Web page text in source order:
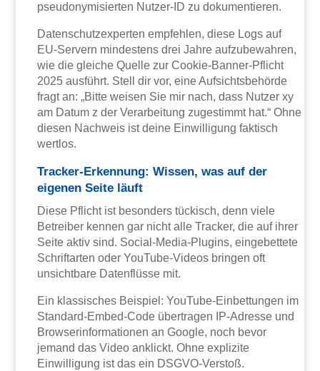
pseudonymisierten Nutzer-ID zu dokumentieren.
Datenschutzexperten empfehlen, diese Logs auf
EU-Servern mindestens drei Jahre aufzubewahren,
wie die gleiche Quelle zur Cookie-Banner-Pflicht
2025 ausführt. Stell dir vor, eine Aufsichtsbehörde
fragt an: „Bitte weisen Sie mir nach, dass Nutzer xy
am Datum z der Verarbeitung zugestimmt hat.“ Ohne
diesen Nachweis ist deine Einwilligung faktisch
wertlos.
Tracker-Erkennung: Wissen, was auf der
eigenen Seite läuft
Diese Pflicht ist besonders tückisch, denn viele
Betreiber kennen gar nicht alle Tracker, die auf ihrer
Seite aktiv sind. Social-Media-Plugins, eingebettete
Schriftarten oder YouTube-Videos bringen oft
unsichtbare Datenflüsse mit.
Ein klassisches Beispiel: YouTube-Einbettungen im
Standard-Embed-Code übertragen IP-Adresse und
Browserinformationen an Google, noch bevor
jemand das Video anklickt. Ohne explizite
Einwilligung ist das ein DSGVO-Verstoß.